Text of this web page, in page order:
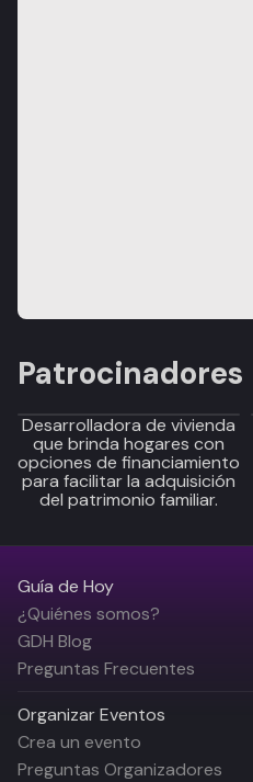
Patrocinadores
Desarrolladora de vivienda
que brinda hogares con
opciones de financiamiento
para facilitar la adquisición
del patrimonio familiar.
Guía de Hoy
¿Quiénes somos?
GDH Blog
Preguntas Frecuentes
Organizar Eventos
Crea un evento
Preguntas Organizadores